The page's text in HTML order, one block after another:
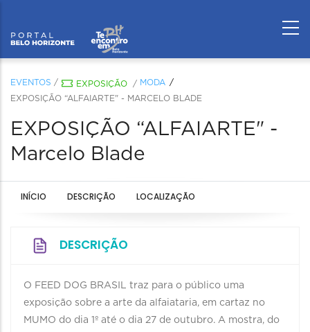
EVENTOS / EXPOSIÇÃO / MODA
EXPOSIÇÃO “ALFAIARTE" - MARCELO BLADE
EXPOSIÇÃO “ALFAIARTE" -
Marcelo Blade
INÍCIO DESCRIÇÃO LOCALIZAÇÃO
DESCRIÇÃO
O FEED DOG BRASIL traz para o público uma
exposição sobre a arte da alfaiataria, em cartaz no
MUMO do dia 1º até o dia 27 de outubro. A mostra, do